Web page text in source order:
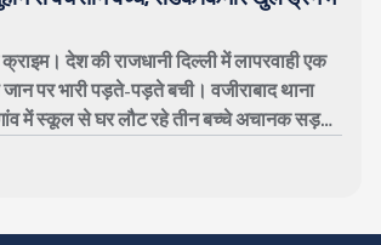
देश की राजधानी दिल्ली में लापरवाही एक
जान पर भारी पड़ते-पड़ते बची। वजीराबाद थाना
में स्कूल से घर लौट रहे तीन बच्चे अचानक सड़क